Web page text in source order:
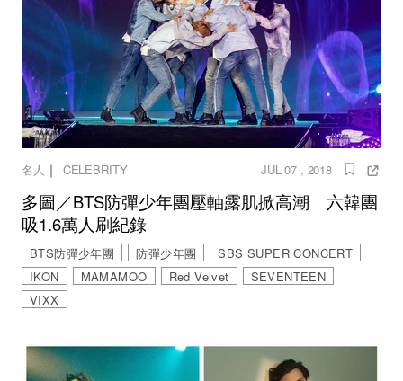
名人 ｜ CELEBRITY JUL 07 , 2018
多圖／BTS防彈少年團壓軸露肌掀高潮 六韓團
吸1.6萬人刷紀錄
BTS防彈少年團 防彈少年團
SBS SUPER CONCERT
IKON
MAMAMOO Red Velvet
SEVENTEEN
VIXX